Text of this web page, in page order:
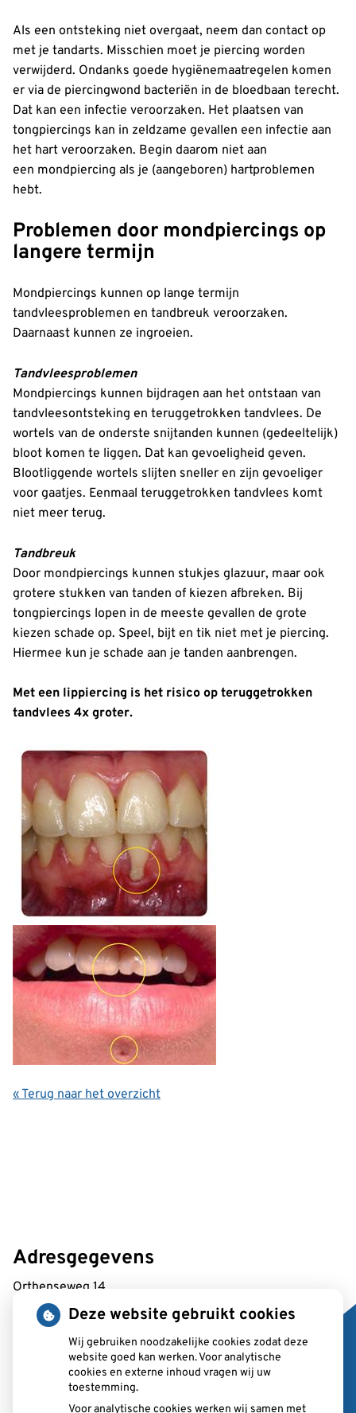
Als een ontsteking niet overgaat, neem dan contact op
met je tandarts. Misschien moet je piercing worden
verwijderd. Ondanks goede hygiënemaatregelen komen
er via de piercingwond bacteriën in de bloedbaan terecht.
Dat kan een infectie veroorzaken. Het plaatsen van
tongpiercings kan in zeldzame gevallen een infectie aan
het hart veroorzaken. Begin daarom niet aan
een mondpiercing als je (aangeboren) hartproblemen
hebt.
Problemen door mondpiercings op
langere termijn
Mondpiercings kunnen op lange termijn
tandvleesproblemen en tandbreuk veroorzaken.
Daarnaast kunnen ze ingroeien.
Tandvleesproblemen
Mondpiercings kunnen bijdragen aan het ontstaan van
tandvleesontsteking en teruggetrokken tandvlees. De
wortels van de onderste snijtanden kunnen (gedeeltelijk)
bloot komen te liggen. Dat kan gevoeligheid geven.
Blootliggende wortels slijten sneller en zijn gevoeliger
voor gaatjes. Eenmaal teruggetrokken tandvlees komt
niet meer terug.
Tandbreuk
Door mondpiercings kunnen stukjes glazuur, maar ook
grotere stukken van tanden of kiezen afbreken. Bij
tongpiercings lopen in de meeste gevallen de grote
kiezen schade op. Speel, bijt en tik niet met je piercing.
Hiermee kun je schade aan je tanden aanbrengen.
Met een lippiercing is het risico op teruggetrokken
tandvlees 4x groter.
« Terug naar het overzicht
Adresgegevens
Orthenseweg 14
5212 XA 's-Hertogenbosch
073 687 2370
balie@ppf.nu
Deze website gebruikt cookies
Wij gebruiken noodzakelijke cookies zodat deze
website goed kan werken. Voor analytische
cookies en externe inhoud vragen wij uw
toestemming.
Voor analytische cookies werken wij samen met